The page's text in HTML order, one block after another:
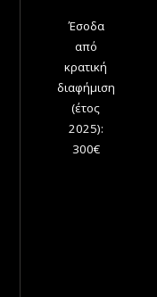
Έσοδα
από
κρατική
διαφήμιση
(έτος
2025):
300€